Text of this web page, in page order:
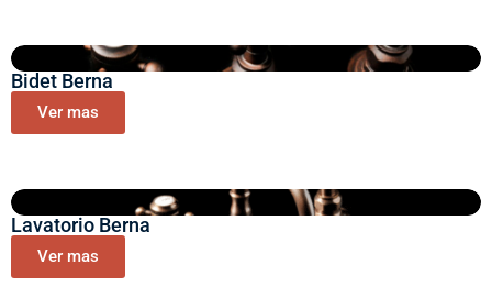
Bidet Berna
Ver mas
Lavatorio Berna
Ver mas